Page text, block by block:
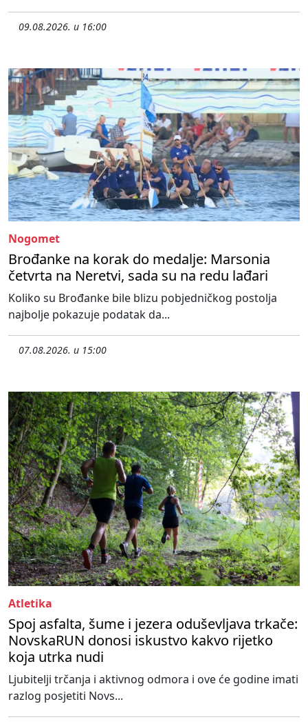
09.08.2026. u 16:00
Nogomet
Brođanke na korak do medalje: Marsonia
četvrta na Neretvi, sada su na redu lađari
Koliko su Brođanke bile blizu pobjedničkog postolja
najbolje pokazuje podatak da...
07.08.2026. u 15:00
Atletika
Spoj asfalta, šume i jezera oduševljava trkače:
NovskaRUN donosi iskustvo kakvo rijetko
koja utrka nudi
Ljubitelji trčanja i aktivnog odmora i ove će godine imati
razlog posjetiti Novs...